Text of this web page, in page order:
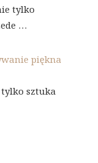
tylko
…
piękna
sztuka